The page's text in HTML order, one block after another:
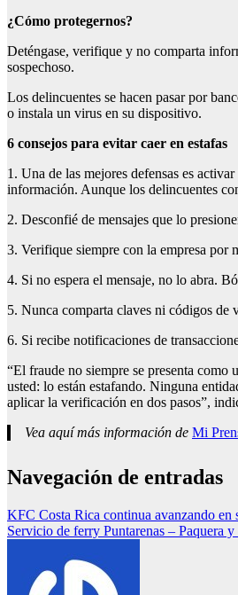
¿Cómo protegernos?
Deténgase, verifique y no comparta
sospechoso.
Los delincuentes se hacen pasar por
o instala un virus en su dispositivo.
6 consejos para evitar caer en estafas
1. Una de las mejores defensas es
información. Aunque los delincuentes
2. Desconfié de mensajes que lo
3. Verifique siempre con la empresa por
4. Si no espera el mensaje, no lo abra.
5. Nunca comparta claves ni códigos
6. Si recibe notificaciones de
“El fraude no siempre se presenta como
usted: lo están estafando. Ninguna
aplicar la verificación en dos pasos”,
Vea aquí más información de Mi
Navegación de entradas
KFC Costa Rica continua avanzando en
Servicio de ferry Puntarenas – Paquera